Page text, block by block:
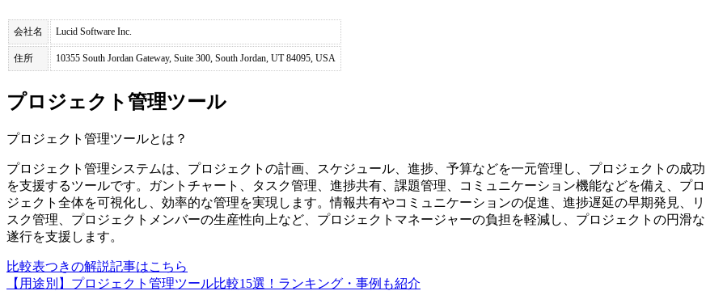
会社名 Lucid Software Inc.
住所 10355 South Jordan Gateway, Suite 300, South Jordan, UT 84095, USA
プロジェクト管理ツール
プロジェクト管理ツールとは？
プロジェクト管理システムは、プロジェクトの計画、スケジュール、進捗、予算などを一元管理し、プロジェクトの成功
を支援するツールです。ガントチャート、タスク管理、進捗共有、課題管理、コミュニケーション機能などを備え、プロ
ジェクト全体を可視化し、効率的な管理を実現します。情報共有やコミュニケーションの促進、進捗遅延の早期発見、リ
スク管理、プロジェクトメンバーの生産性向上など、プロジェクトマネージャーの負担を軽減し、プロジェクトの円滑な
遂行を支援します。
比較表つきの解説記事はこちら
【用途別】プロジェクト管理ツール比較15選！ランキング・事例も紹介